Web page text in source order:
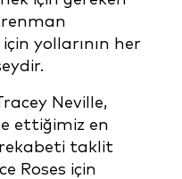
yollarının her
Neville,
ettiğimiz en
taklit
Roses için